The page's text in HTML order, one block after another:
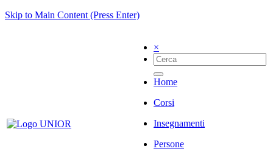
Skip to Main Content (Press Enter)
×
Home
Corsi
Insegnamenti
Persone